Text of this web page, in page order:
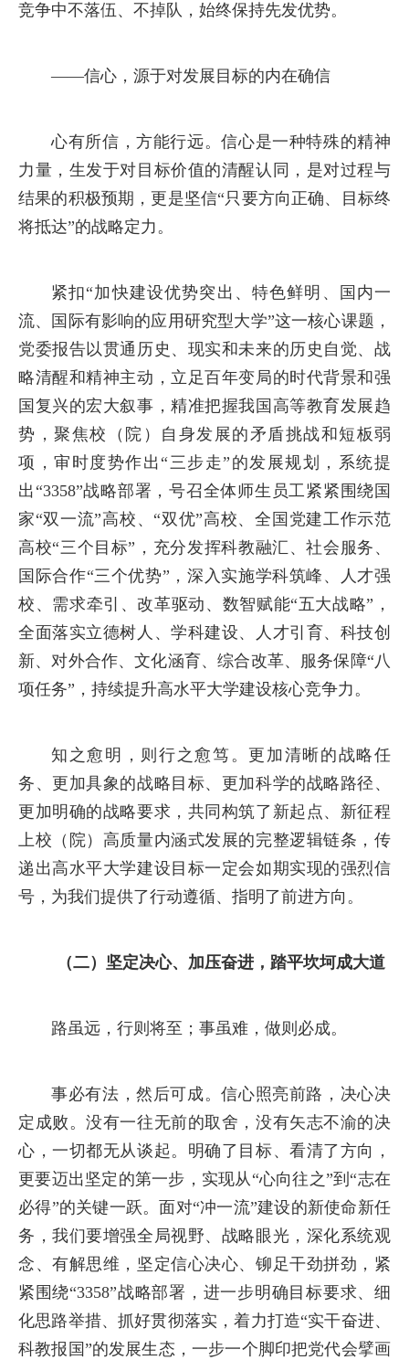
竞争中不落伍、不掉队，始终保持先发优势。
——信心，源于对发展目标的内在确信
心有所信，方能行远。信心是一种特殊的精神
力量，生发于对目标价值的清醒认同，是对过程与
结果的积极预期，更是坚信“只要方向正确、目标终
将抵达”的战略定力。
紧扣“加快建设优势突出、特色鲜明、国内一
流、国际有影响的应用研究型大学”这一核心课题，
党委报告以贯通历史、现实和未来的历史自觉、战
略清醒和精神主动，立足百年变局的时代背景和强
国复兴的宏大叙事，精准把握我国高等教育发展趋
势，聚焦校（院）自身发展的矛盾挑战和短板弱
项，审时度势作出“三步走”的发展规划，系统提
出“3358”战略部署，号召全体师生员工紧紧围绕国
家“双一流”高校、“双优”高校、全国党建工作示范
高校“三个目标”，充分发挥科教融汇、社会服务、
国际合作“三个优势”，深入实施学科筑峰、人才强
校、需求牵引、改革驱动、数智赋能“五大战略”，
全面落实立德树人、学科建设、人才引育、科技创
新、对外合作、文化涵育、综合改革、服务保障“八
项任务”，持续提升高水平大学建设核心竞争力。
知之愈明，则行之愈笃。更加清晰的战略任
务、更加具象的战略目标、更加科学的战略路径、
更加明确的战略要求，共同构筑了新起点、新征程
上校（院）高质量内涵式发展的完整逻辑链条，传
递出高水平大学建设目标一定会如期实现的强烈信
号，为我们提供了行动遵循、指明了前进方向。
（二）坚定决心、加压奋进，踏平坎坷成大道
路虽远，行则将至；事虽难，做则必成。
事必有法，然后可成。信心照亮前路，决心决
定成败。没有一往无前的取舍，没有矢志不渝的决
心，一切都无从谈起。明确了目标、看清了方向，
更要迈出坚定的第一步，实现从“心向往之”到“志在
必得”的关键一跃。面对“冲一流”建设的新使命新任
务，我们要增强全局视野、战略眼光，深化系统观
念、有解思维，坚定信心决心、铆足干劲拼劲，紧
紧围绕“3358”战略部署，进一步明确目标要求、细
化思路举措、抓好贯彻落实，着力打造“实干奋进、
科教报国”的发展生态，一步一个脚印把党代会擘画